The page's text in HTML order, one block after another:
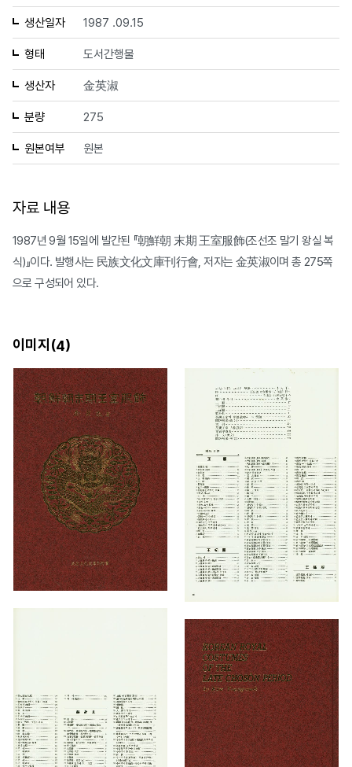
생산일자 1987 .09.15
형태 도서간행물
생산자 金英淑
분량 275
원본여부 원본
자료 내용
1987년 9월 15일에 발간된 『朝鮮朝 末期 王室服飾(조선조 말기 왕실 복
식)』이다. 발행사는 民族文化文庫刊行會, 저자는 金英淑이며 총 275쪽
으로 구성되어 있다.
이미지(4)